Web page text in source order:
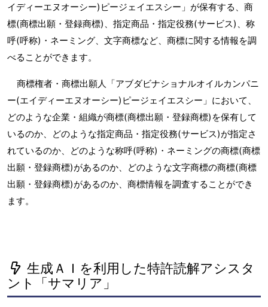
イディーエヌオーシー)ピージェイエスシー」が保有する、商
標(商標出願・登録商標)、指定商品・指定役務(サービス)、称
呼(呼称)・ネーミング、文字商標など、商標に関する情報を調
べることができます。
商標権者・商標出願人「アブダビナショナルオイルカンパニ
ー(エイディーエヌオーシー)ピージェイエスシー」において、
どのような企業・組織が商標(商標出願・登録商標)を保有して
いるのか、どのような指定商品・指定役務(サービス)が指定さ
れているのか、どのような称呼(呼称)・ネーミングの商標(商標
出願・登録商標)があるのか、どのような文字商標の商標(商標
出願・登録商標)があるのか、商標情報を調査することができ
ます。
生成ＡＩを利用した特許読解アシスタ
ント「サマリア」